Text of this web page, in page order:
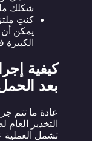
شكلك
كنتِ
يمكن أن
كيفية
بعد
عادة ما تتم
التخدير
تشمل العملية